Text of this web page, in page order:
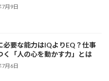
7月9日
必要な能力はIQよりEQ？仕事
く「人の心を動かす力」とは
7月6日